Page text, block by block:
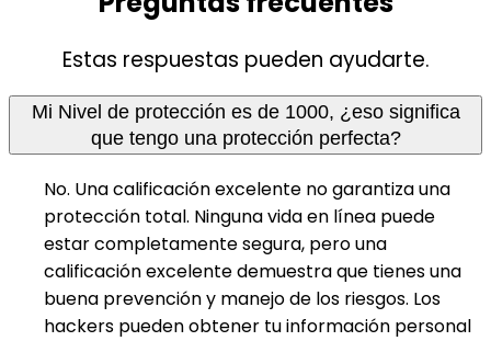
Estas respuestas pueden ayudarte.
Mi Nivel de protección es de 1000, ¿eso significa
que tengo una protección perfecta?
No. Una calificación excelente no garantiza una
protección total. Ninguna vida en línea puede
estar completamente segura, pero una
calificación excelente demuestra que tienes una
buena prevención y manejo de los riesgos. Los
hackers pueden obtener tu información personal